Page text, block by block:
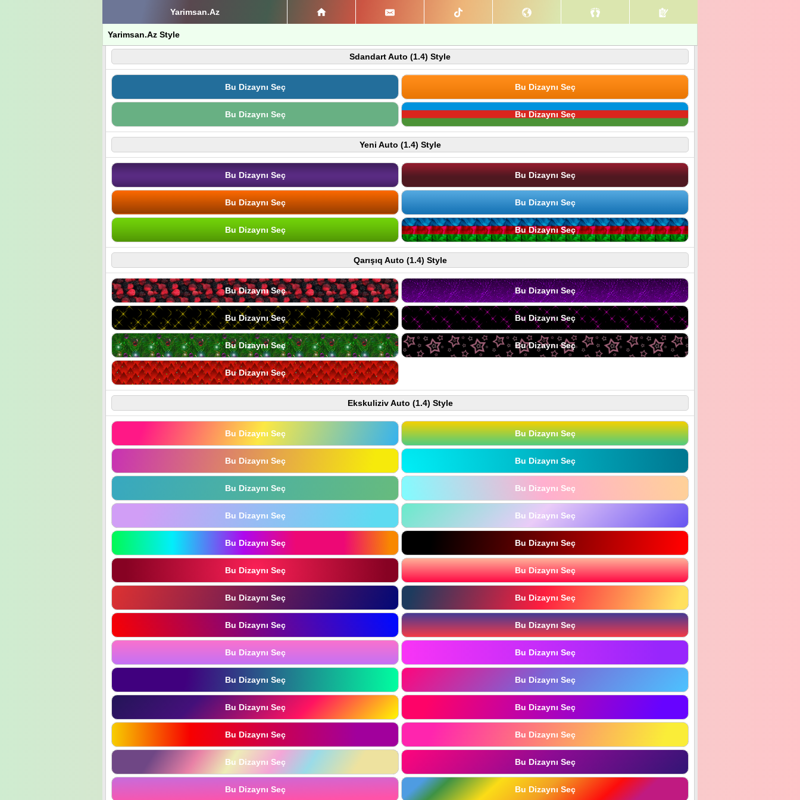
Yarimsan.Az
Yarimsan.Az Style
Sdandart Auto (1.4) Style
Bu Dizaynı Seç Bu Dizaynı Seç
Bu Dizaynı Seç Bu Dizaynı Seç
Yeni Auto (1.4) Style
Bu Dizaynı Seç Bu Dizaynı Seç
Bu Dizaynı Seç Bu Dizaynı Seç
Bu Dizaynı Seç Bu Dizaynı Seç
Qarışıq Auto (1.4) Style
Bu Dizaynı Seç Bu Dizaynı Seç
Bu Dizaynı Seç Bu Dizaynı Seç
Bu Dizaynı Seç Bu Dizaynı Seç
Bu Dizaynı Seç
Ekskuliziv Auto (1.4) Style
Bu Dizaynı Seç Bu Dizaynı Seç
Bu Dizaynı Seç Bu Dizaynı Seç
Bu Dizaynı Seç Bu Dizaynı Seç
Bu Dizaynı Seç Bu Dizaynı Seç
Bu Dizaynı Seç Bu Dizaynı Seç
Bu Dizaynı Seç Bu Dizaynı Seç
Bu Dizaynı Seç Bu Dizaynı Seç
Bu Dizaynı Seç Bu Dizaynı Seç
Bu Dizaynı Seç Bu Dizaynı Seç
Bu Dizaynı Seç Bu Dizaynı Seç
Bu Dizaynı Seç Bu Dizaynı Seç
Bu Dizaynı Seç Bu Dizaynı Seç
Bu Dizaynı Seç Bu Dizaynı Seç
Bu Dizaynı Seç Bu Dizaynı Seç